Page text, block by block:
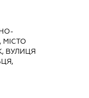
МІСТО
ВУЛИЦЯ